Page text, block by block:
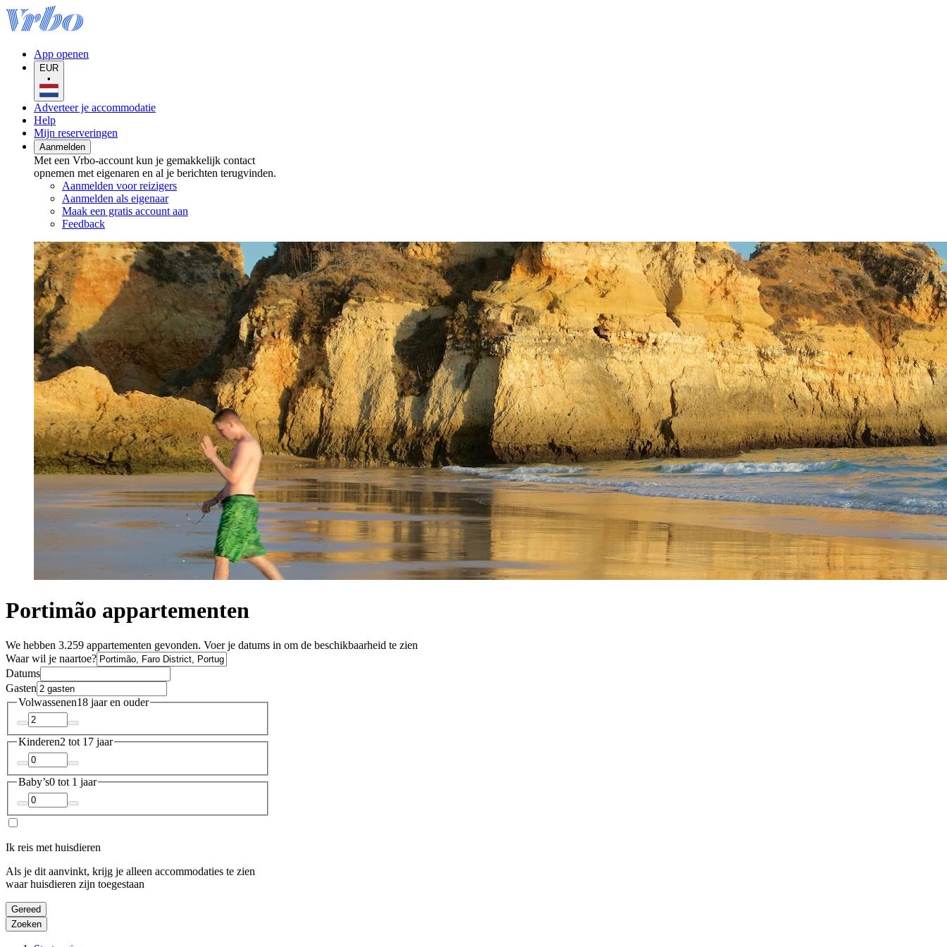
App openen
EUR
•
Adverteer je accommodatie
Help
Mijn reserveringen
Aanmelden
Met een Vrbo-account kun je gemakkelijk contact
opnemen met eigenaren en al je berichten terugvinden.
Aanmelden voor reizigers
Aanmelden als eigenaar
Maak een gratis account aan
Feedback
Portimão appartementen
We hebben 3.259 appartementen gevonden. Voer je datums in om de beschikbaarheid te zien
Waar wil je naartoe?
Datums
Gasten
Volwassenen18 jaar en ouder
Kinderen2 tot 17 jaar
Baby’s0 tot 1 jaar
Ik reis met huisdieren
Als je dit aanvinkt, krijg je alleen accommodaties te zien
waar huisdieren zijn toegestaan
Gereed
Zoeken